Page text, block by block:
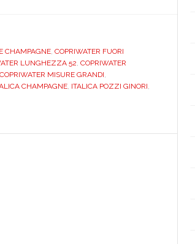
CHAMPAGNE.
DEDICATO.
,COPRIWATER FUORI
LUNGHEZZA 52,COPRIWATER
MISURE GRANDI,
CHAMPAGNE,ITALICA POZZI GINORI,